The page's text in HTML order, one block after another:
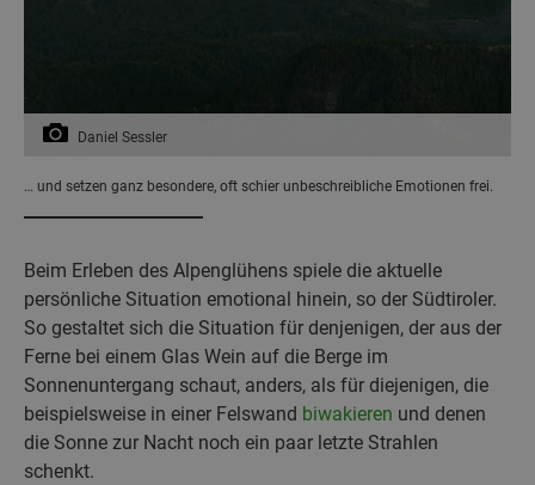
Daniel Sessler
… und setzen ganz besondere, oft schier unbeschreibliche Emotionen frei.
Beim Erleben des Alpenglühens spiele die aktuelle
persönliche Situation emotional hinein, so der Südtiroler.
So gestaltet sich die Situation für denjenigen, der aus der
Ferne bei einem Glas Wein auf die Berge im
Sonnenuntergang schaut, anders, als für diejenigen, die
beispielsweise in einer Felswand biwakieren und denen
die Sonne zur Nacht noch ein paar letzte Strahlen
schenkt.